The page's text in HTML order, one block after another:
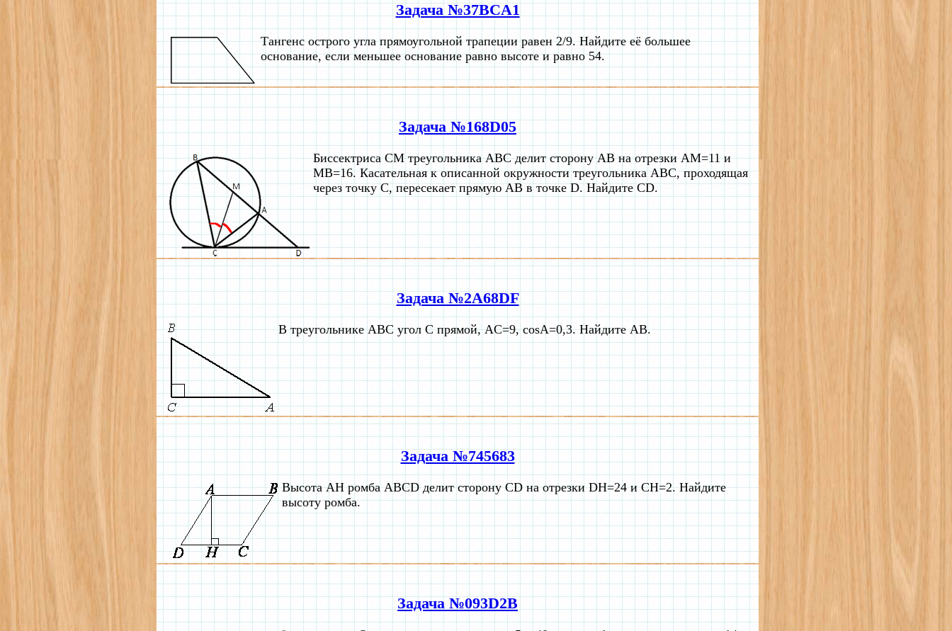
Задача №37BCA1
Тангенс острого угла прямоугольной трапеции равен 2/9. Найдите её большее
основание, если меньшее основание равно высоте и равно 54.
Задача №168D05
Биссектриса CM треугольника ABC делит сторону AB на отрезки AM=11 и
MB=16. Касательная к описанной окружности треугольника ABC, проходящая
через точку C, пересекает прямую AB в точке D. Найдите CD.
Задача №2A68DF
В треугольнике ABC угол C прямой, AC=9, cosA=0,3. Найдите AB.
Задача №745683
Высота AH ромба ABCD делит сторону CD на отрезки DH=24 и CH=2. Найдите
высоту ромба.
Задача №093D2B